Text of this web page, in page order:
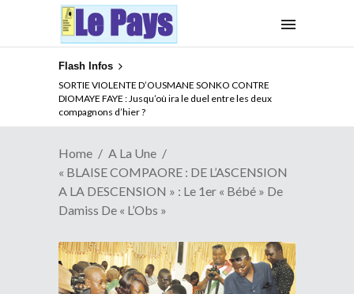
Flash Infos
SORTIE VIOLENTE D’OUSMANE SONKO CONTRE
DIOMAYE FAYE : Jusqu’où ira le duel entre les deux
compagnons d’hier ?
NOUVELLE ATTAQUE MEURTRIERE DES ADF EN RDC :
Comment arrêter la spirale de la violence au Congo
Home
A La Une
« BLAISE COMPAORE : DE L’ASCENSION
A LA DESCENSION » : Le 1er « Bébé » De
Damiss De « L’Obs »